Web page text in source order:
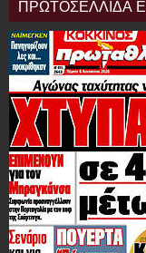
ΠΡΩΤΟΣΕΛΛΙΔΑ